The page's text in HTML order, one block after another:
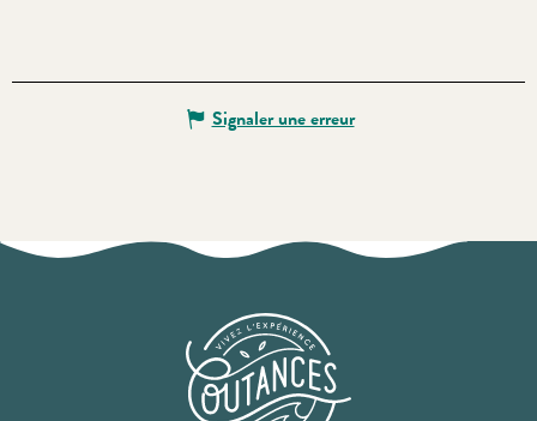
Signaler une erreur